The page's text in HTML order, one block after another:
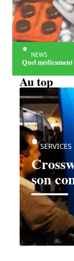
NEWS
Quel
Au top
son
SERVICES